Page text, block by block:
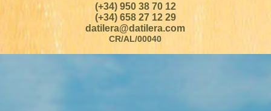
(+34) 950 38 70 12
(+34) 658 27 12 29
datilera@datilera.com
CR/AL/00040